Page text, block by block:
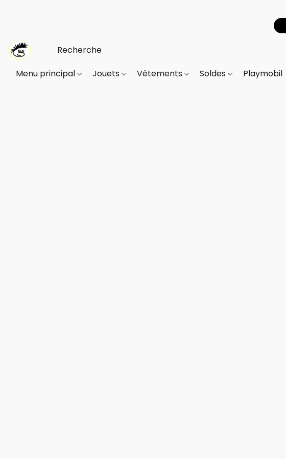
Menu principal Jouets Vêtements Soldes Playmobil